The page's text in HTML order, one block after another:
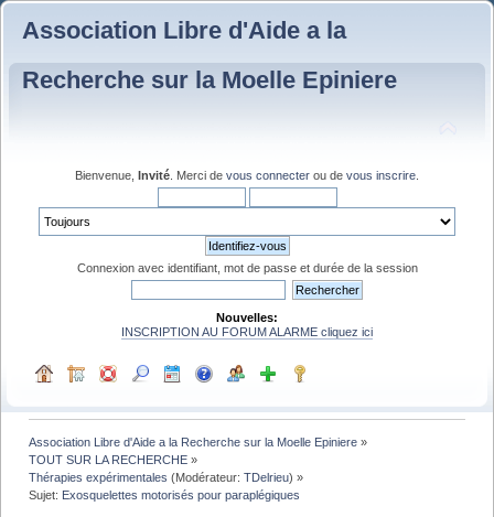
Association Libre d'Aide a la
Recherche sur la Moelle Epiniere
Bienvenue, Invité . Merci de vous connecter ou de vous inscrire
Connexion avec identifiant, mot de passe et durée de la session
Nouvelles:
INSCRIPTION AU FORUM ALARME cliquez ici
Association Libre d'Aide a la Recherche sur la Moelle Epiniere »
TOUT SUR LA RECHERCHE »
Thérapies expérimentales (Modérateur:TDelrieu) »
Sujet: Exosquelettes motorisés pour paraplégiques